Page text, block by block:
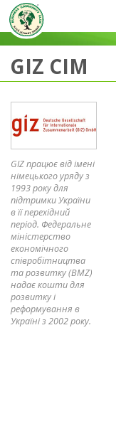
GIZ CIM
GIZ працює від імені
німецького уряду з
1993 року для
підтримки України
в її перехідний
період. Федеральне
міністерство
економічного
співробітництва
та розвитку (BMZ)
надає кошти для
розвитку і
реформування в
Україні з 2002 року.